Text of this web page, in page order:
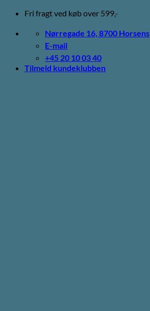
Fortsæt
indhold
Fri fragt ved køb over 599,-
Nørregade 16, 8700 Horsens
E-mail
+45 20 10 03 40
Tilmeld kundeklubben